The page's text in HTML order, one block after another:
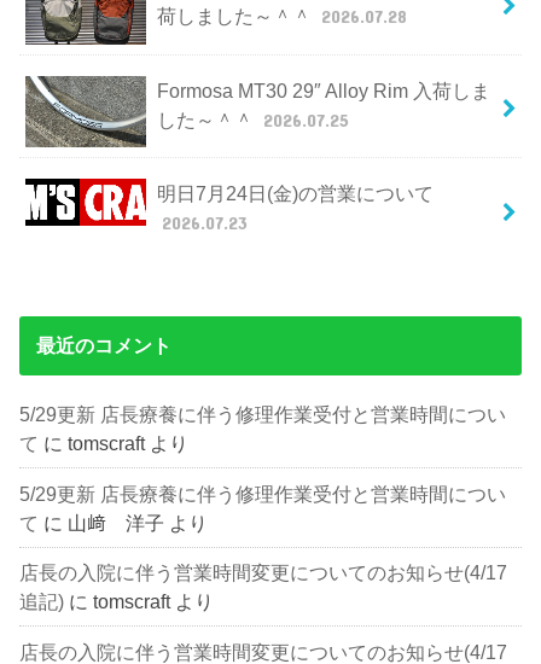
荷しました～＾＾
2026.07.28
Formosa MT30 29″ Alloy Rim 入荷しま
した～＾＾
2026.07.25
明日7月24日(金)の営業について
2026.07.23
最近のコメント
5/29更新 店長療養に伴う修理作業受付と営業時間につい
て にtomscraftより
5/29更新 店長療養に伴う修理作業受付と営業時間につい
て に 山﨑 洋子 より
店長の入院に伴う営業時間変更についてのお知らせ(4/17
追記) にtomscraftより
店長の入院に伴う営業時間変更についてのお知らせ(4/17